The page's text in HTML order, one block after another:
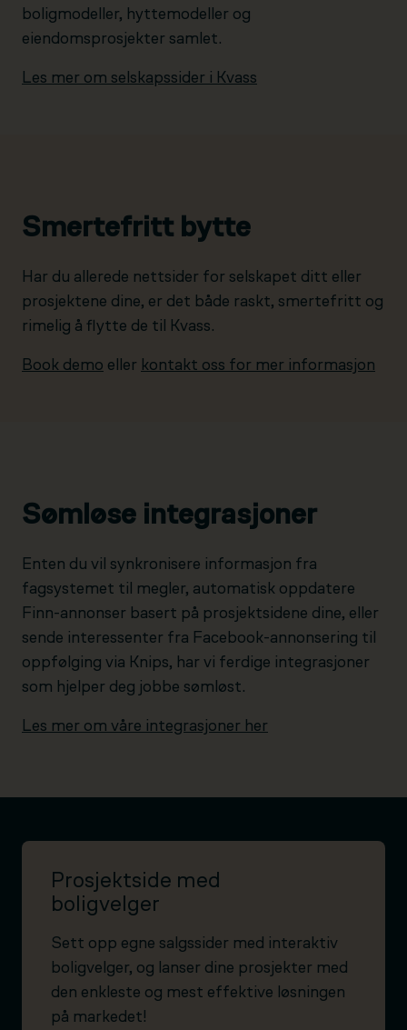
boligmodeller, hyttemodeller og
eiendomsprosjekter samlet.
Les mer om selskapssider i Kvass
Smertefritt bytte
Har du allerede nettsider for selskapet ditt eller
prosjektene dine, er det både raskt, smertefritt og
rimelig å flytte de til Kvass.
Book demo eller kontakt oss for mer informasjon
Sømløse integrasjoner
Enten du vil synkronisere informasjon fra
fagsystemet til megler, automatisk oppdatere
Finn-annonser basert på prosjektsidene dine, eller
sende interessenter fra Facebook-annonsering til
oppfølging via Knips, har vi ferdige integrasjoner
som hjelper deg jobbe sømløst.
Les mer om våre integrasjoner her
Prosjektside med
boligvelger
Sett opp egne salgssider med interaktiv
boligvelger, og lanser dine prosjekter med
den enkleste og mest effektive løsningen
på markedet!